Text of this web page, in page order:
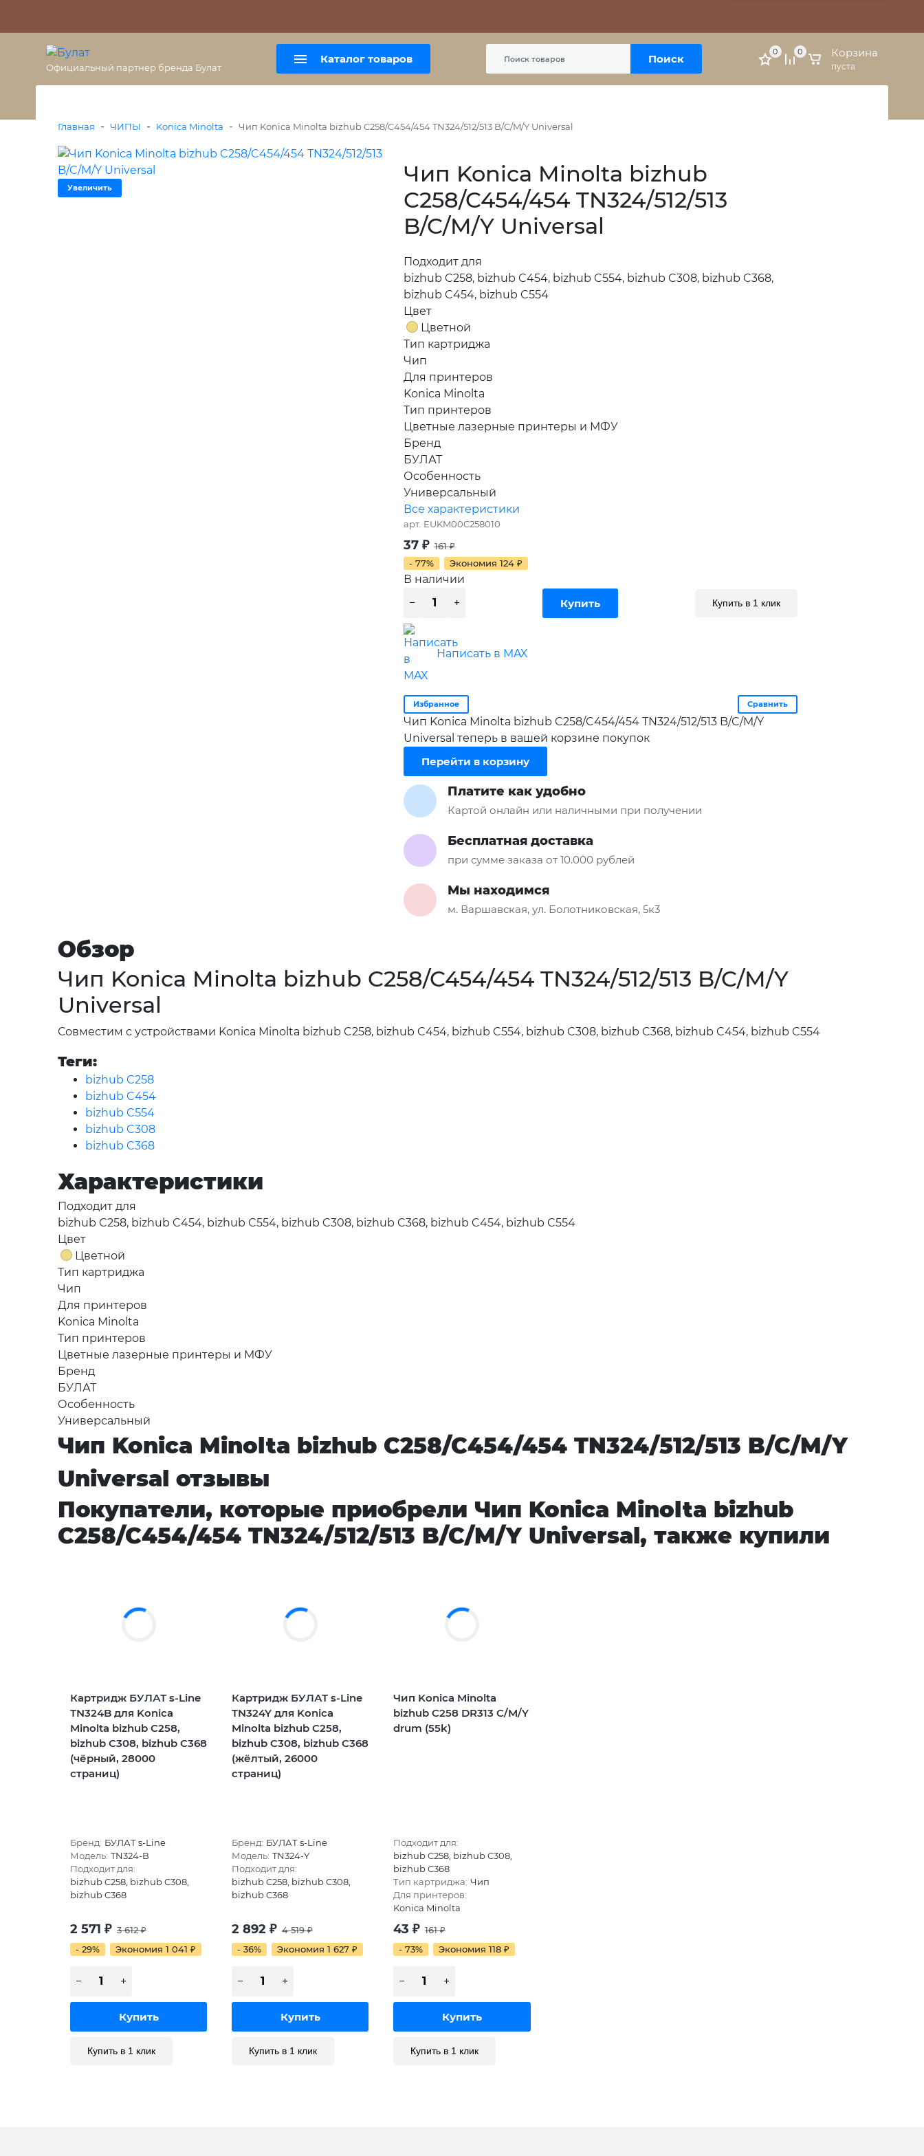
+7 (495) 477-56-25
Личный кабинет
Официальный партнер бренда Булат
Каталог товаров Поиск
0 0 Корзина
пуста
Главная - ЧИПЫ - Konica Minolta - Чип Konica Minolta bizhub C258/C454/454 TN324/512/513 B/C/M/Y Universal
Увеличить
Чип Konica Minolta bizhub
C258/C454/454 TN324/512/513
B/C/M/Y Universal
Подходит для
bizhub C258, bizhub C454, bizhub C554, bizhub C308, bizhub C368,
bizhub C454, bizhub C554
Цвет
Цветной
Тип картриджа
Чип
Для принтеров
Konica Minolta
Тип принтеров
Цветные лазерные принтеры и МФУ
Бренд
БУЛАТ
Особенность
Универсальный
Все характеристики
арт. EUKM00C258010
37 ₽ 161₽
- 77%
Экономия 124 ₽
В наличии
Купить в 1 клик
Написать в MAX
Избранное Сравнить
Чип Konica Minolta bizhub C258/C454/454 TN324/512/513 B/C/M/Y
Universal теперь в вашей корзине покупок
Перейти в корзину
Платите как удобно
Картой онлайн или наличными при получении
Бесплатная доставка
при сумме заказа от 10.000 рублей
Мы находимся
м. Варшавская, ул. Болотниковская, 5к3
Обзор
Чип Konica Minolta bizhub C258/C454/454 TN324/512/513 B/C/M/Y
Universal
Совместим с устройствами Konica Minolta bizhub C258, bizhub C454, bizhub C554, bizhub C308, bizhub C368, bizhub C454, bizhub C554
Теги:
bizhub C258
bizhub C454
bizhub C554
bizhub C308
bizhub C368
Характеристики
Подходит для
bizhub C258, bizhub C454, bizhub C554, bizhub C308, bizhub C368, bizhub C454, bizhub C554
Цвет
Цветной
Тип картриджа
Чип
Для принтеров
Konica Minolta
Тип принтеров
Цветные лазерные принтеры и МФУ
Бренд
БУЛАТ
Особенность
Универсальный
Чип Konica Minolta bizhub C258/C454/454 TN324/512/513 B/C/M/Y
Universal отзывы
Покупатели, которые приобрели Чип Konica Minolta bizhub
C258/C454/454 TN324/512/513 B/C/M/Y Universal, также купили
Картридж БУЛАТ s-Line
TN324B для Konica
Minolta bizhub C258,
bizhub C308, bizhub C368
(чёрный, 28000
страниц)
Бренд: БУЛАТ s-Line
Модель: TN324-B
Подходит для:
bizhub C258, bizhub C308,
bizhub C368
2 571 ₽ 3 612₽
- 29%
Экономия 1 041 ₽
Купить в 1 клик
Картридж БУЛАТ s-Line
TN324Y для Konica
Minolta bizhub C258,
bizhub C308, bizhub C368
(жёлтый, 26000
страниц)
Бренд: БУЛАТ s-Line
Модель: TN324-Y
Подходит для:
bizhub C258, bizhub C308,
bizhub C368
2 892₽ 4 519₽
- 36%
Экономия 1 627₽
Купить в 1 клик
Чип Konica Minolta
bizhub C258 DR313 C/M/Y
drum (55k)
Подходит для:
bizhub C258, bizhub C308,
bizhub C368
Тип картриджа: Чип
Для принтеров:
Konica Minolta
43₽ 161₽
- 73%
Экономия 118₽
Купить в 1 клик